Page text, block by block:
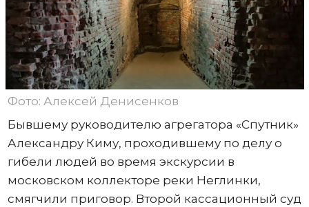
Фото: Алексей Денисенков
Бывшему руководителю агрегатора «Спутник»
Александру Киму, проходившему по делу о
гибели людей во время экскурсии в
московском коллекторе реки Неглинки,
смягчили приговор. Второй кассационный суд